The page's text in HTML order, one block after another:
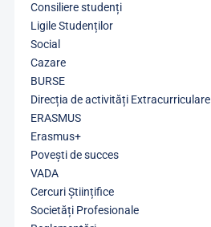
Consiliere studenți
Ligile Studenților
Social
Cazare
BURSE
Direcția de activități Extracurriculare
ERASMUS
Erasmus+
Povești de succes
VADA
Cercuri Științifice
Societăți Profesionale